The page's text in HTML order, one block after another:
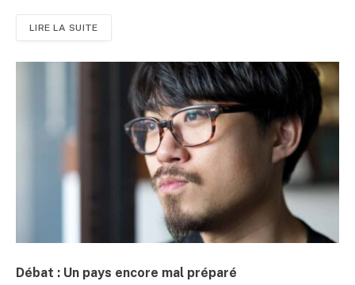
LIRE LA SUITE
Débat : Un pays encore mal préparé